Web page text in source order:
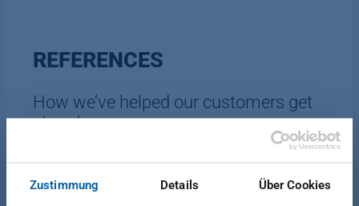
Zustimmung Details Über Cookies
REFERENCES
How we’ve helped our customers get
ahead
Our references demonstrate how DIEFFENBACHER